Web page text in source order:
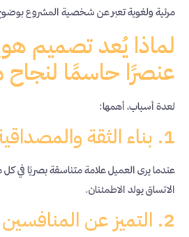
مرئية ولغوية تعبر عن شخصية المشروع
لماذا يُعد تصميم
عنصرًا حاسمًا
لعدة أسباب، أهمها:
1. بناء الثقة والمصداقية
عندما يرى العميل علامة متناسقة بصريًا في كل
الاتساق يولد الاطمئنان.
2. التميز عن المنافسين